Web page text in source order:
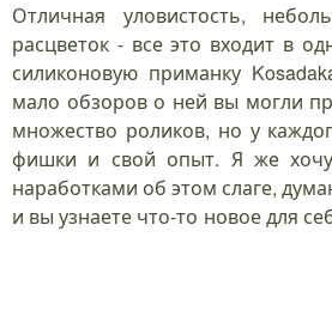
Отличная уловистость,
расцветок - все это входит в
силиконовую приманку
мало обзоров о ней вы могли
множество роликов, но у
фишки и свой опыт. Я же хочу
наработками об этом слаге,
и вы узнаете что-то